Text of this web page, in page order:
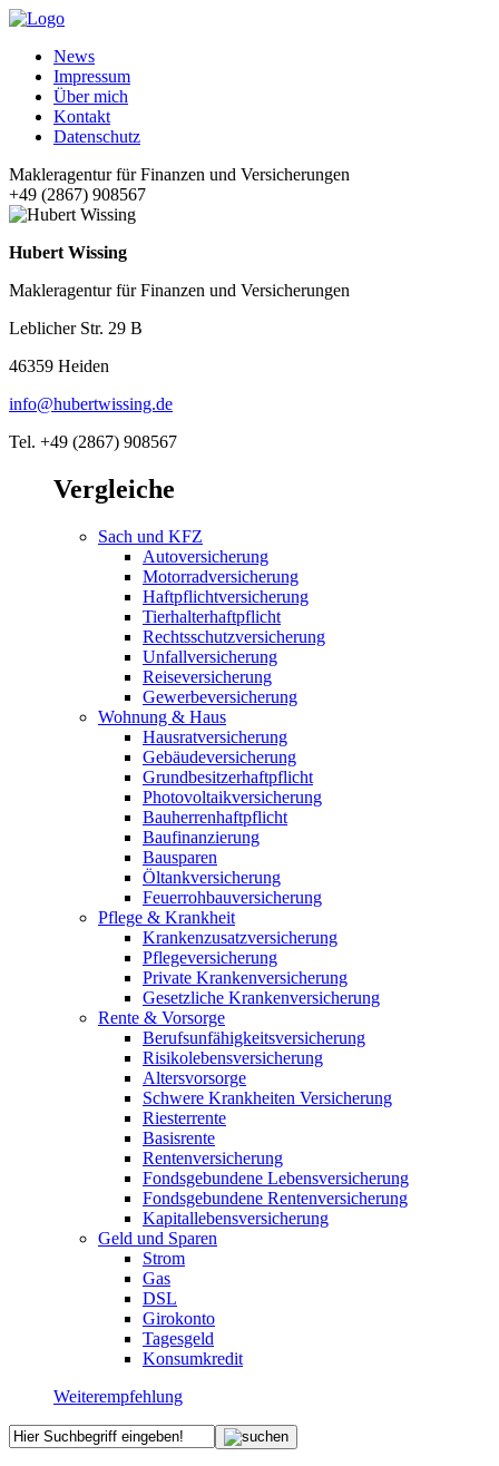
News
Impressum
Über mich
Kontakt
Datenschutz
Makleragentur für Finanzen und Versicherungen
+49 (2867) 908567
Hubert Wissing
Makleragentur für Finanzen und Versicherungen
Leblicher Str. 29 B
46359 Heiden
info@hubertwissing.de
Tel. +49 (2867) 908567
Vergleiche
Sach und KFZ
Autoversicherung
Motorradversicherung
Haftpflichtversicherung
Tierhalterhaftpflicht
Rechtsschutzversicherung
Unfallversicherung
Reiseversicherung
Gewerbeversicherung
Wohnung & Haus
Hausratversicherung
Gebäudeversicherung
Grundbesitzerhaftpflicht
Photovoltaikversicherung
Bauherrenhaftpflicht
Baufinanzierung
Bausparen
Öltankversicherung
Feuerrohbauversicherung
Pflege & Krankheit
Krankenzusatzversicherung
Pflegeversicherung
Private Krankenversicherung
Gesetzliche Krankenversicherung
Rente & Vorsorge
Berufs­unfähigkeitsversicherung
Risikolebensversicherung
Altersvorsorge
Schwere Krankheiten Versicherung
Riesterrente
Basisrente
Rentenversicherung
Fondsgebundene Lebensversicherung
Fondsgebundene Rentenversicherung
Kapitallebensversicherung
Geld und Sparen
Strom
Gas
DSL
Girokonto
Tagesgeld
Konsumkredit
Weiterempfehlung